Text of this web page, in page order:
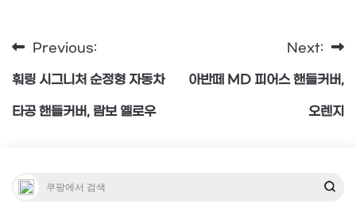
글
탐
Previous:
훠링 시그니처 순정형 자동차
타공 핸들커버, 람보 옐로우
Next:
아반떼 MD 피어스 핸들커버,
오렌지